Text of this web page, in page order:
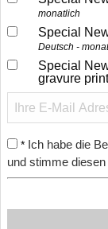
monatlich
Special
Deutsch -
Special
gravure
* Ich habe die
und stimme diesen